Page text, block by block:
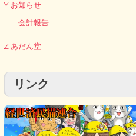
Y お知らせ
会計報告
Z あだん堂
リンク